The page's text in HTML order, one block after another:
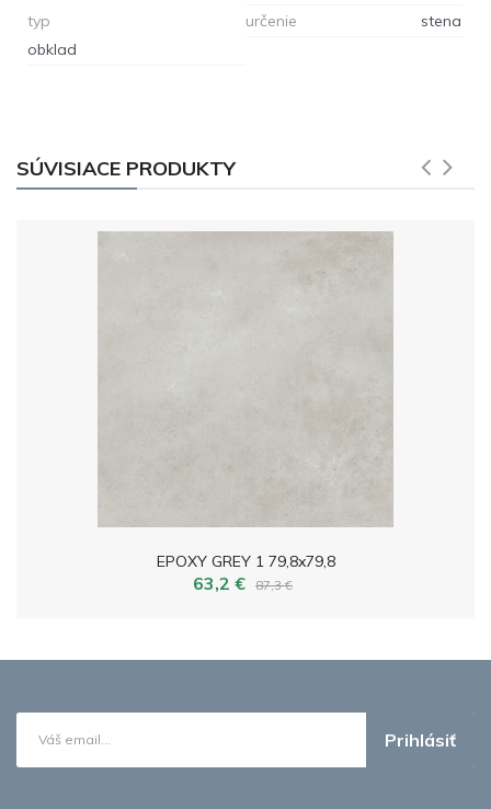
typ
obklad
určenie stena
SÚVISIACE PRODUKTY
EPOXY GREY 1 79,8x79,8
63,2 € 87,3 €
Prihlásiť